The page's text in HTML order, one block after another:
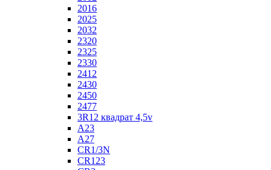
2016
2025
2032
2320
2325
2330
2412
2430
2450
2477
3R12 квадрат 4,5v
A23
A27
CR1/3N
CR123